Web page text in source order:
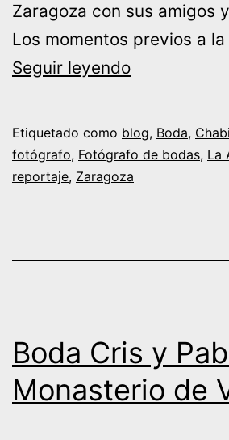
Zaragoza con sus amigos
Los momentos previos a
Seguir leyendoBoda
y
Fran
en
Etiquetado como blog, Boda,
fotógrafo, Fotógrafo de bodas, La
reportaje, Zaragoza
Boda Cris y
Monasterio de